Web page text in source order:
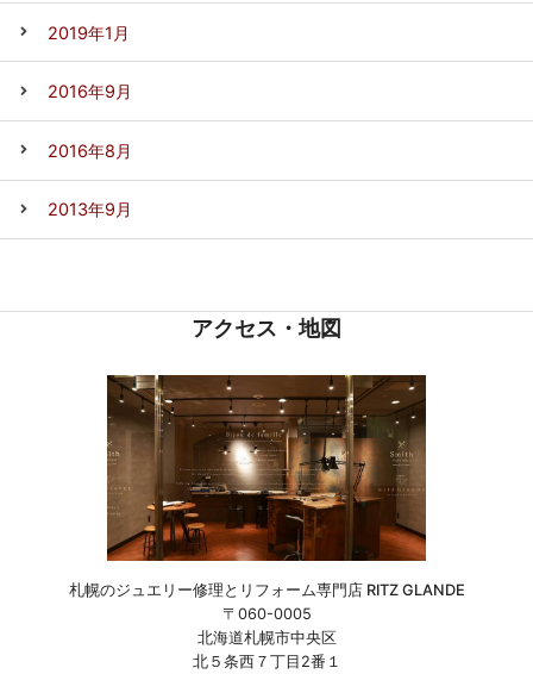
2019年1月
2016年9月
2016年8月
2013年9月
アクセス・地図
札幌のジュエリー修理とリフォーム専門店 RITZ GLANDE
〒060-0005
北海道札幌市中央区
北５条西７丁目2番１